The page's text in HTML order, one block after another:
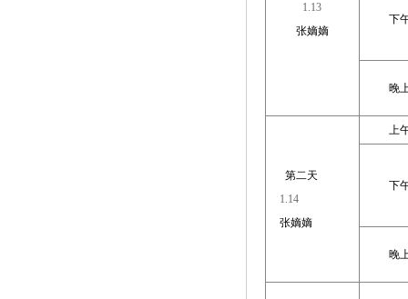
1.13
张嫡嫡
下
晚
第二天
1.14
张嫡嫡
上
下
晚